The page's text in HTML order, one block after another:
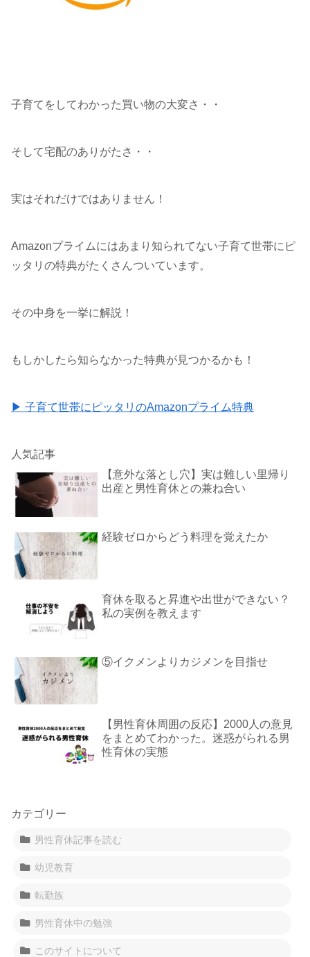
子育てをしてわかった買い物の大変さ・・
そして宅配のありがたさ・・
実はそれだけではありません！
Amazonプライムにはあまり知られてない子育て世帯にピ
ッタリの特典がたくさんついています。
その中身を一挙に解説！
もしかしたら知らなかった特典が見つかるかも！
▶ 子育て世帯にピッタリのAmazonプライム特典
人気記事
【意外な落とし穴】実は難しい里帰り
出産と男性育休との兼ね合い
経験ゼロからどう料理を覚えたか
育休を取ると昇進や出世ができない？
私の実例を教えます
⑤イクメンよりカジメンを目指せ
【男性育休周囲の反応】2000人の意見
をまとめてわかった。迷惑がられる男
性育休の実態
カテゴリー
男性育休記事を読む
幼児教育
転勤族
男性育休中の勉強
このサイトについて